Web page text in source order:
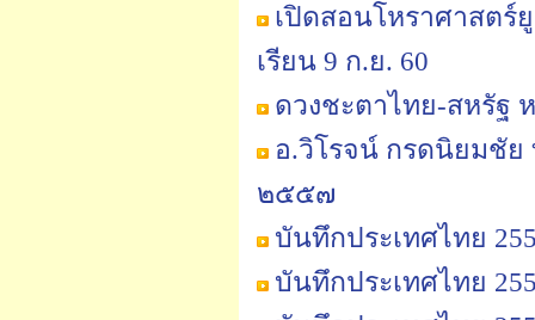
เปิดสอนโหราศาสตร์
เรียน 9 ก.ย. 60
ดวงชะตาไทย-สหรัฐ
อ.วิโรจน์ กรดนิยมชัย
๒๕๕๗
บันทึกประเทศไทย
บันทึกประเทศไทย